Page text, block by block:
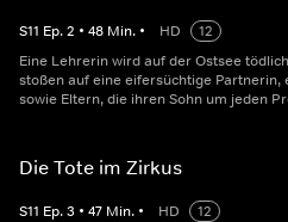
S11 Ep.2 • 48 Min. • HD
12
Eine Lehrerin wird auf der Ostsee
stoßen auf eine eifersüchtige Partnerin,
sowie Eltern, die ihren Sohn um jeden
Die Tote im Zirkus
S11 Ep.3 • 47 Min. • HD
12